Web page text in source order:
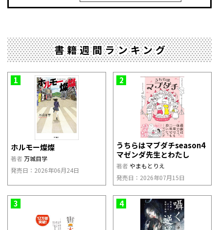
書籍週間ランキング
1
ホルモー燦燦
著者 万城目学
発売日：2026年06月24日
2
うちらはマブダチseason4
マゼンダ先生とわたし
著者 やまもとりえ
発売日：2026年07月15日
3 4